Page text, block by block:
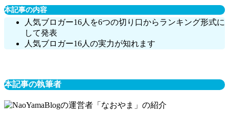
本記事の内容
人気ブロガー16人を6つの切り口からランキング形式に
して発表
人気ブロガー16人の実力が知れます
本記事の執筆者